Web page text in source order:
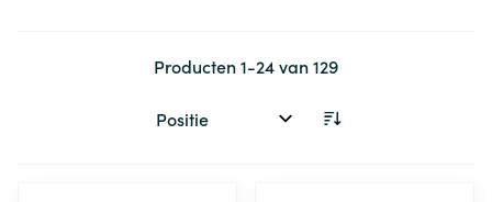
Producten1-24van129
Sorteer op: